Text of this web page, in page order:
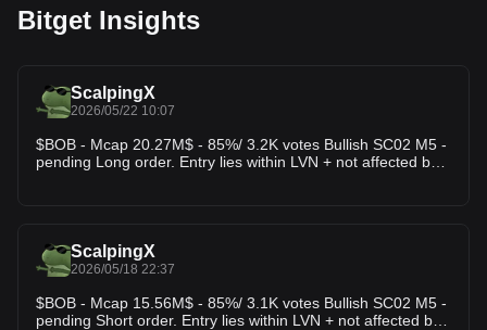
Bitget Insights
ScalpingX
2026/05/22 10:07
$BOB - Mcap 20.27M$ - 85%/ 3.2K votes Bullish SC02 M5 -
pending Long order. Entry lies within LVN + not affected by
ScalpingX
2026/05/18 22:37
$BOB - Mcap 15.56M$ - 85%/ 3.1K votes Bullish SC02 M5 -
pending Short order. Entry lies within LVN + not affected by